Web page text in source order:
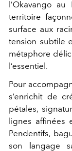
l’Okavango
territoire
surface aux
tension subtile
métaphore
l’essentiel.
Pour
s’enrichit de
pétales,
lignes affinées
Pendentifs,
son langage